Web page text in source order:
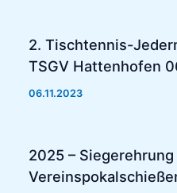
2. Tischtennis-
TSGV Hattenhofen
06.11.2023
2025 – Siegerehrung